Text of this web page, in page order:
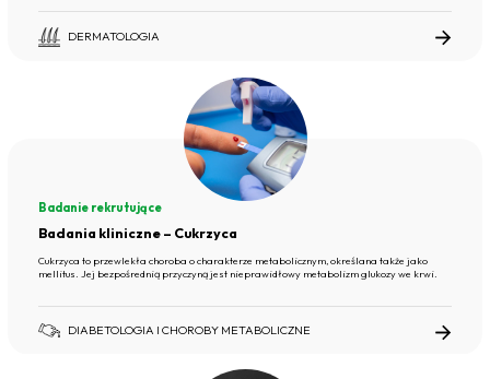
DERMATOLOGIA
Badanie rekrutujące
Badania kliniczne – Cukrzyca
Cukrzyca to przewlekła choroba o charakterze metabolicznym, określana także jako
mellitus. Jej bezpośrednią przyczyną jest nieprawidłowy metabolizm glukozy we krwi.
DIABETOLOGIA I CHOROBY METABOLICZNE